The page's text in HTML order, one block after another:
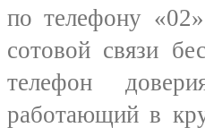
по телефону
сотовой связи
телефон
работающий в